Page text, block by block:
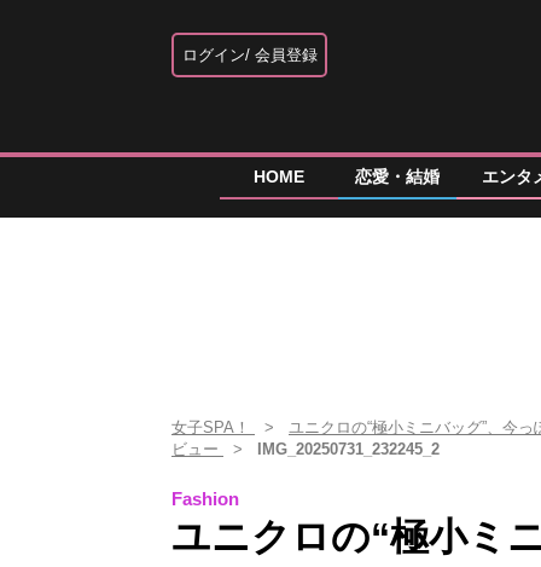
ログイン 会員登録
HOME 恋愛・結婚 エンタ
女子SPA！
ユニクロの“極小ミニバッグ”、今
ビュー
IMG_20250731_232245_2
Fashion
ユニクロの“極小ミ